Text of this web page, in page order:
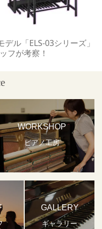
ル「ELS-03シリーズ」
フが考察！
WORKSHOP
ピアノ工房
GALLERY
ギャラリー